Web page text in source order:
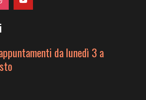
da lunedì 3 a